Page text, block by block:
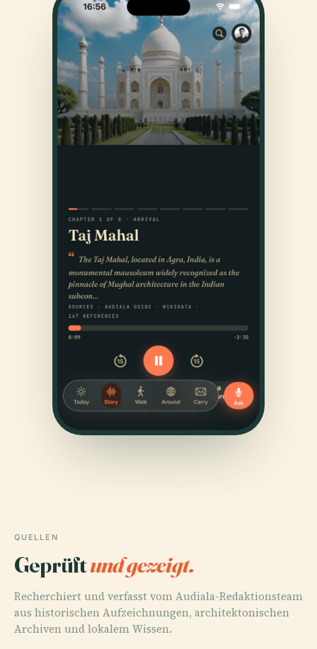
QUELLEN
Geprüftund gezeigt.
Recherchiert und verfasst vom Audiala-Redaktionsteam
aus historischen Aufzeichnungen, architektonischen
Archiven und lokalem Wissen.